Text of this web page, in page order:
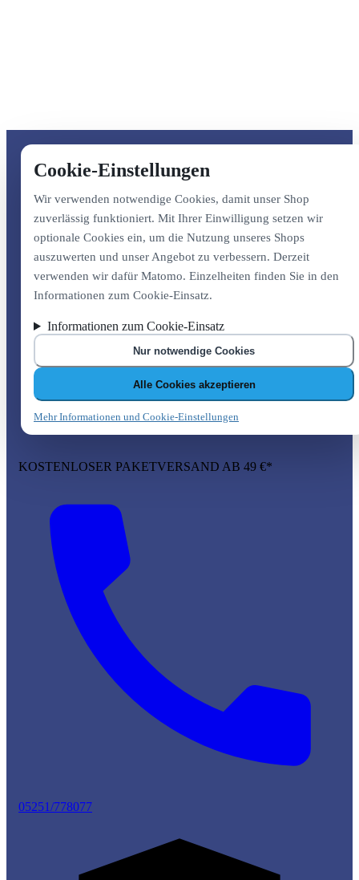
Cookie-Einstellungen
Wir verwenden notwendige Cookies, damit unser Shop
zuverlässig funktioniert. Mit Ihrer Einwilligung setzen wir
optionale Cookies ein, um die Nutzung unseres Shops
auszuwerten und unser Angebot zu verbessern. Derzeit
verwenden wir dafür Matomo. Einzelheiten finden Sie in den
Informationen zum Cookie-Einsatz.
Informationen zum Cookie-Einsatz
Nur notwendige Cookies
Alle Cookies akzeptieren
Mehr Informationen und Cookie-Einstellungen
KOSTENLOSER PAKETVERSAND AB 49 €*
05251/778077